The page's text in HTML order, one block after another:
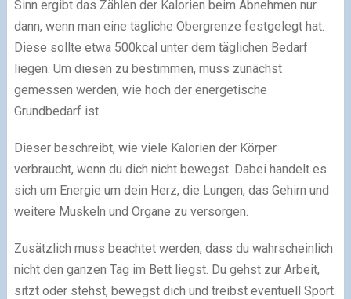
Sinn ergibt das Zählen der Kalorien beim Abnehmen nur
dann, wenn man eine tägliche Obergrenze festgelegt hat.
Diese sollte etwa 500kcal unter dem täglichen Bedarf
liegen. Um diesen zu bestimmen, muss zunächst
gemessen werden, wie hoch der energetische
Grundbedarf ist.
Dieser beschreibt, wie viele Kalorien der Körper
verbraucht, wenn du dich nicht bewegst. Dabei handelt es
sich um Energie um dein Herz, die Lungen, das Gehirn und
weitere Muskeln und Organe zu versorgen.
Zusätzlich muss beachtet werden, dass du wahrscheinlich
nicht den ganzen Tag im Bett liegst. Du gehst zur Arbeit,
sitzt oder stehst, bewegst dich und treibst eventuell Sport.